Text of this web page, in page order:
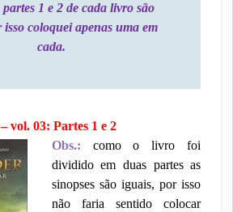
partes 1 e 2 de cada livro são
coloquei apenas uma em
cada.
vol. 03: Partes 1 e 2
Obs.: como o livro foi
dividido em duas partes as
sinopses são iguais, por isso
não faria sentido colocar